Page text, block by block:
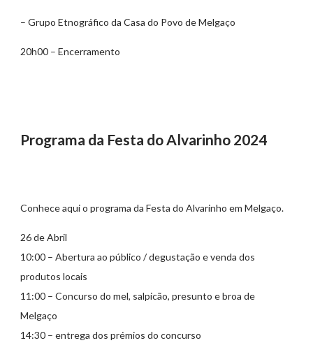
– Grupo Etnográfico da Casa do Povo de Melgaço
20h00 – Encerramento
Programa da Festa do Alvarinho 2024
Conhece aqui o programa da Festa do Alvarinho em Melgaço.
26 de Abril
10:00 – Abertura ao público / degustação e venda dos
produtos locais
11:00 – Concurso do mel, salpicão, presunto e broa de
Melgaço
14:30 – entrega dos prémios do concurso